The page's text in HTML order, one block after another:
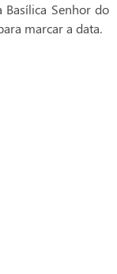
Basílica Senhor do
marcar a data.